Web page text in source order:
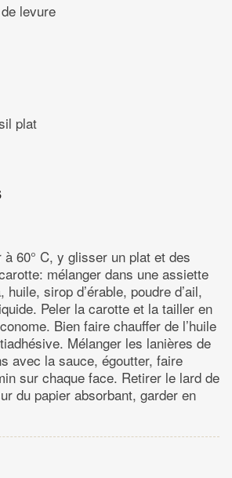
levure
plat
60° C, y glisser un plat et des
mélanger dans une assiette
sirop d’érable, poudre d’ail,
Peler la carotte et la tailler en
Bien faire chauffer de l’huile
Mélanger les lanières de
avec la sauce, égoutter, faire
sur chaque face. Retirer le lard de
du papier absorbant, garder en